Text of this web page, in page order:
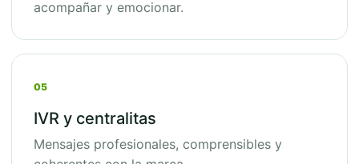
acompañar y emocionar.
05
IVR y centralitas
Mensajes profesionales, comprensibles y